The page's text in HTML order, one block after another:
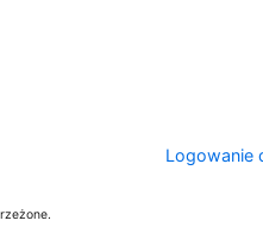
Logowanie